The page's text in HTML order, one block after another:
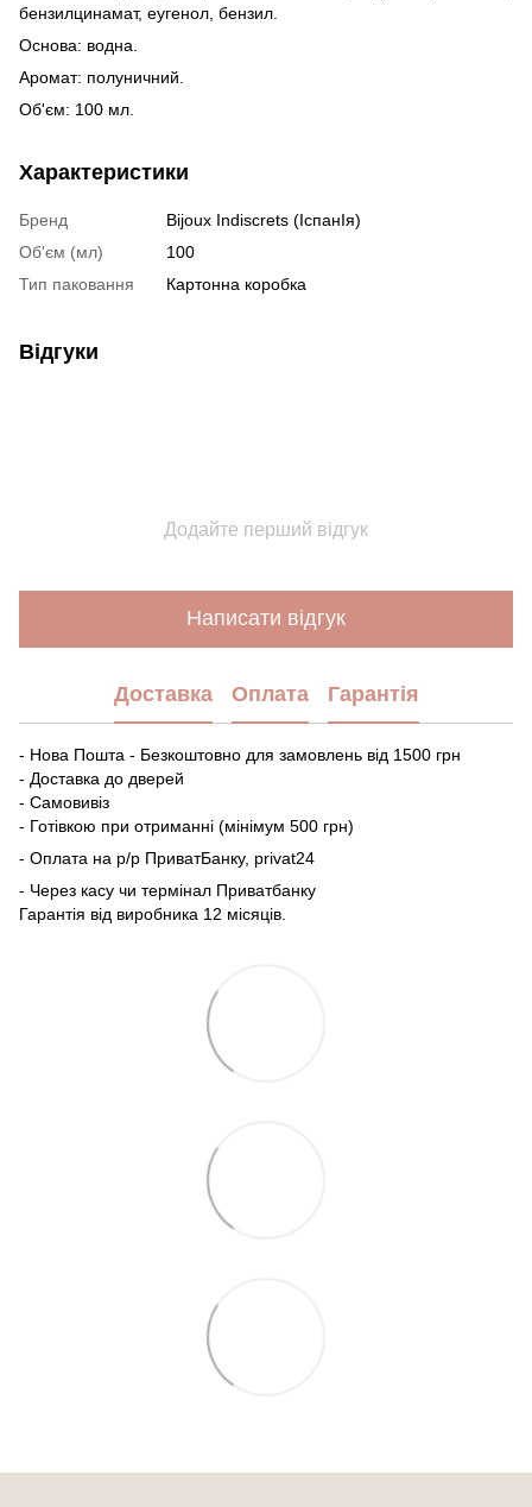
бензилцинамат, еугенол, бензил.
Основа: водна.
Аромат: полуничний.
Об'єм: 100 мл.
Характеристики
Бренд
Bijoux Indiscrets (ІспанІя)
Об'єм (мл)
100
Тип паковання
Картонна коробка
Відгуки
Додайте перший відгук
Написати відгук
Доставка Оплата Гарантія
- Нова Пошта - Безкоштовно для замовлень від 1500 грн
- Доставка до дверей
- Самовивіз
- Готівкою при отриманні (мінімум 500 грн)
- Оплата на р/р ПриватБанку, privat24
- Через касу чи термінал Приватбанку
Гарантія від виробника 12 місяців.